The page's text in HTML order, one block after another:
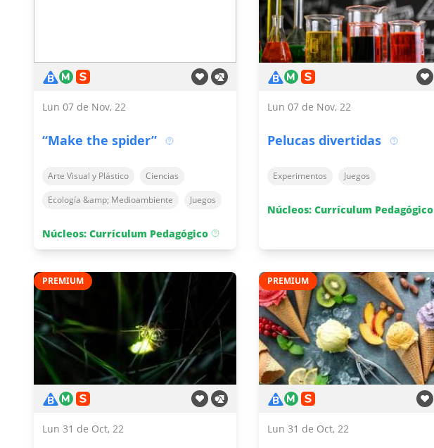
Lun 07 de Nov, 22
“Make the spider”
Arte Visual y Plástico
Ciencias
Ecología &amp; Medioambiente
Juegos
Núcleos: Currículum Pedagógico
Lun 07 de Nov, 22
Pelucas divertidas
Experimentos Juegos
Núcleos: Currículum Pedagógico
PREMIUM
Lun 31 de Oct, 22
PREMIUM
Lun 31 de Oct, 22